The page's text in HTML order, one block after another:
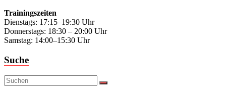
Trainingszeiten
Dienstags: 17:15–19:30 Uhr
Donnerstags: 18:30 – 20:00 Uhr
Samstag: 14:00–15:30 Uhr
Suche